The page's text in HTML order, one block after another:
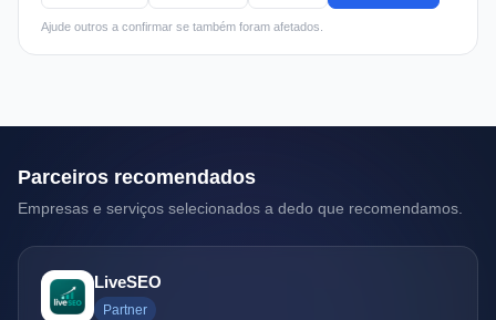
Ajude outros a confirmar se também foram afetados.
Parceiros recomendados
Empresas e serviços selecionados a dedo que recomendamos.
LiveSEO
Partner